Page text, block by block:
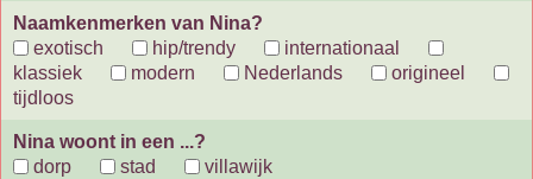
Naamkenmerken van Nina?
exotisch
hip/trendy
internationaal
klassiek
modern Nederlands
origineel
tijdloos
Nina woont in een ...?
dorp
stad villawijk